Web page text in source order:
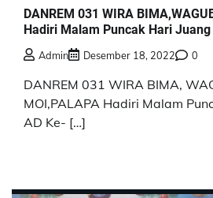
DANREM 031 WIRA
Hadiri Malam Puncak Hari Juang
Admin Desember 18, 2022 0
DANREM 031 WIRA BIMA,
MOI,PALAPA Hadiri Malam
AD Ke- […]